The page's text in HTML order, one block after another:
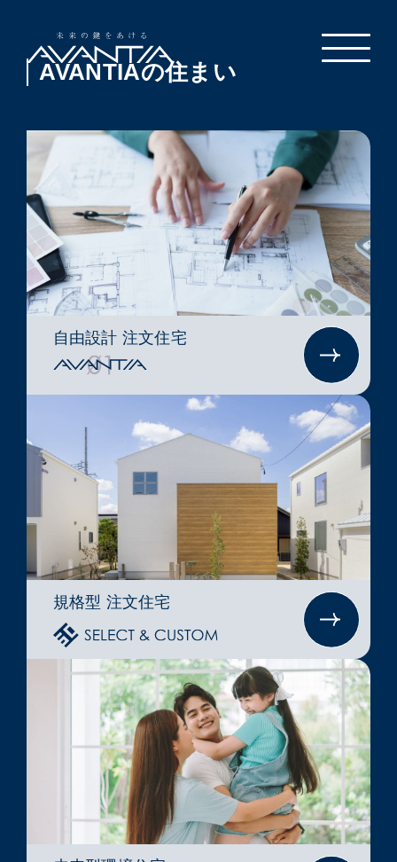
AVANTIAの住まい
自由設計 注文住宅
規格型 注文住宅